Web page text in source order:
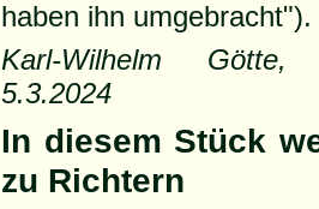
haben ihn umgebracht").
Karl-Wilhelm Götte,
5.3.2024
In diesem Stück
zu Richtern